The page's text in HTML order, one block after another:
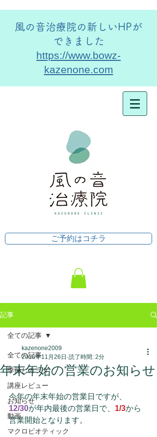
​風の音治療院の新しいHPが
できました
https://www.bowz-
kazenone.com
ご予約はコチラ
記事
全ての記事
季節とカラダ
講座レビュー
お知らせ
動画
マクロビオティック
全ての記事
年末年始の営業のお知らせ
kazenone2009
2016年11月26日 読了時間: 2分
今年の年末年始の営業日ですが、
12/30が年内最後の営業日で、 1/3から
営業開始となります。